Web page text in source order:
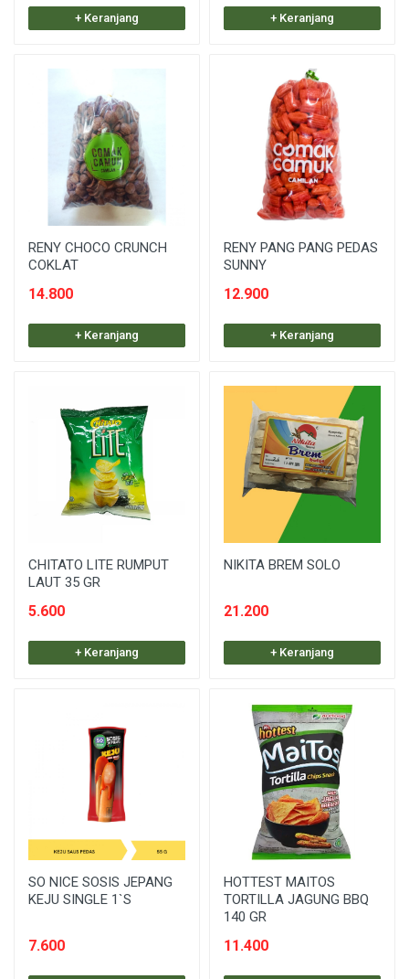
+ Keranjang + Keranjang
RENY CHOCO CRUNCH
COKLAT
14.800
+ Keranjang
RENY PANG PANG PEDAS
SUNNY
12.900
+ Keranjang
CHITATO LITE RUMPUT
LAUT 35 GR
5.600
+ Keranjang
NIKITA BREM SOLO
21.200
+ Keranjang
SO NICE SOSIS JEPANG
KEJU SINGLE 1`S
7.600
HOTTEST MAITOS
TORTILLA JAGUNG BBQ
140 GR
11.400